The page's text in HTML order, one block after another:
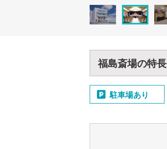
福島斎場の特長
駐車場あり